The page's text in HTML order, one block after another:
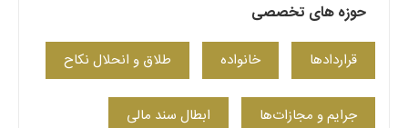
حوزه های تخصصی
قراردادها خانواده طلاق و انحلال نکاح
جرایم و مجازات‌ها ابطال سند مالی